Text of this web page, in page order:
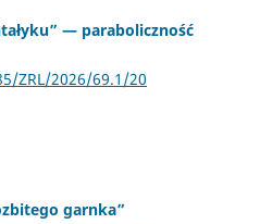
— paraboliczność
ZRL/2026/69.1/20
garnka”